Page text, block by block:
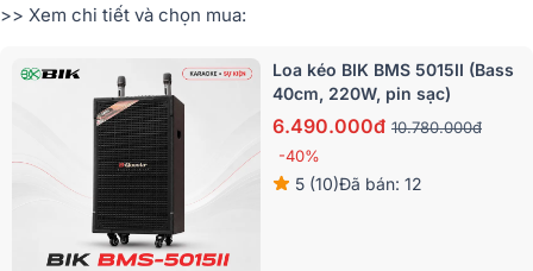
>> Xem chi tiết và chọn mua:
Loa kéo BIK BMS 5015II (Bass
40cm, 220W, pin sạc)
6.490.000đ 10.780.000đ
-40%
5 (10)Đã bán: 12